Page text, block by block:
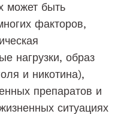
может быть
факторов,
нагрузки, образ
и никотина),
препаратов и
ситуациях